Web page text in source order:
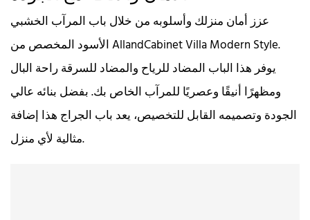
عزز أمان منزلك وأسلوبه من خلال باب المرآب الخشبي
الأسود المخصص من AllandCabinet Villa Modern Style.
يوفر هذا الباب المضاد للرياح والمضاد للسرقة راحة البال
ومظهرًا أنيقًا وعصريًا للمرآب الخاص بك. بفضل بنائه عالي
الجودة وتصميمه القابل للتخصيص، يعد باب الجراج هذا إضافة
مثالية لأي منزل.